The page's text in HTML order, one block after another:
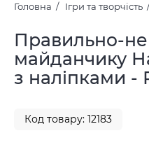
Головна Ігри та творчість
Правильно-
майданчику
з наліпками -
Код товару: 12183